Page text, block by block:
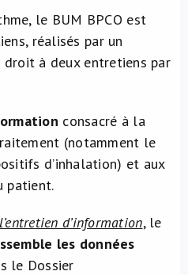
le BUM BPCO est
réalisés par un
droit à deux entretiens par
consacré à la
(notamment le
d’inhalation) et aux
patient.
d’information, le
les données
le Dossier